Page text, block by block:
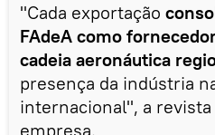
"Cada exportação
FAdeA como
cadeia aeronáutica
presença da indústria
internacional", a revista
empresa.